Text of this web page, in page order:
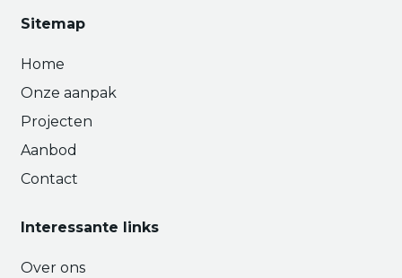
Sitemap
Home
Onze aanpak
Projecten
Aanbod
Contact
Interessante links
Over ons